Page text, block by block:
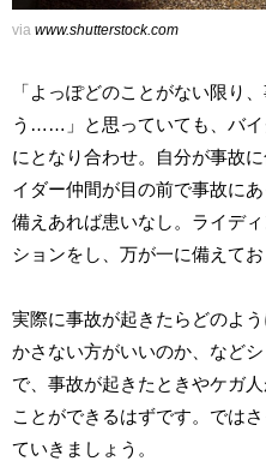
via www.shutterstock.com
「よっぽどのことがない限り
う……」と思っていても、バイ
にとなり合わせ。自分が事故
イダー仲間が目の前で事故に
備えあれば患いなし。ライデ
ションをし、万が一に備えてお
実際に事故が起きたらどのよ
かさない方がいいのか、など
で、事故が起きたときやケガ
ことができるはずです。では
ていきましょう。